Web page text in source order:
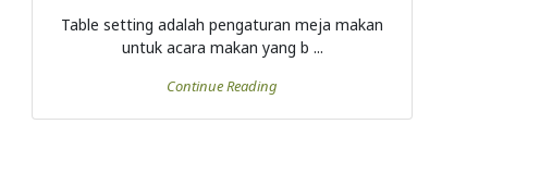
Table setting adalah pengaturan meja makan
untuk acara makan yang b ...
Continue Reading